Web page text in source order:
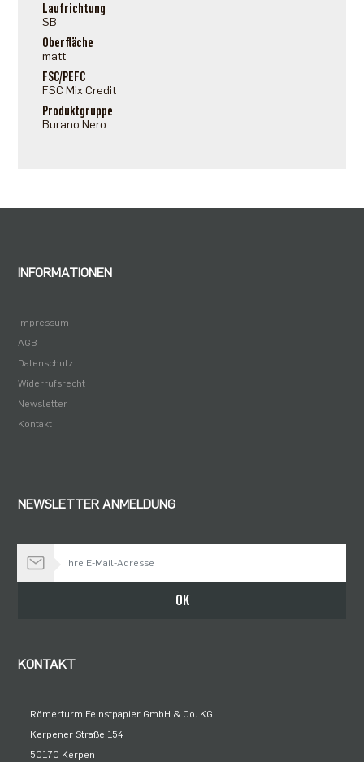
Laufrichtung
SB
Oberfläche
matt
FSC/PEFC
FSC Mix Credit
Produktgruppe
Burano Nero
INFORMATIONEN
Impressum
AGB
Datenschutz
Widerrufsrecht
Newsletter
Kontakt
NEWSLETTER ANMELDUNG
OK
KONTAKT
Römerturm Feinstpapier GmbH & Co. KG
Kerpener Straße 154
50170 Kerpen